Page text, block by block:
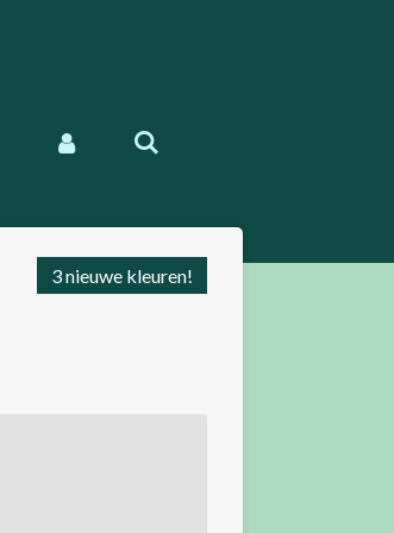
3 nieuwe kleuren!